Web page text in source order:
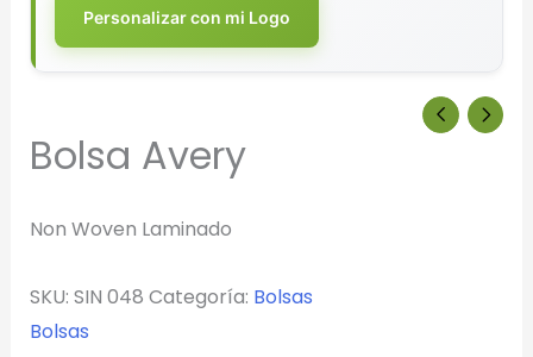
Personalizar con mi Logo
Diseñador de Vistas Previas
Bolsa Avery
Non Woven Laminado
SKU: SIN 048 Categoría: Bolsas
Bolsas